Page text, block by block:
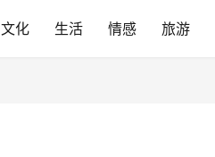
文化 生活 情感 旅游